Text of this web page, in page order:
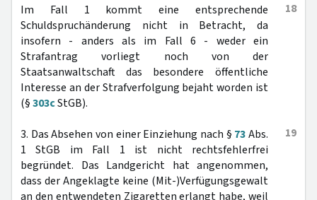
18
Im Fall 1 kommt eine entsprechende
Schuldspruchänderung nicht in Betracht, da
insofern - anders als im Fall 6 - weder ein
Strafantrag vorliegt noch von der
Staatsanwaltschaft das besondere öffentliche
Interesse an der Strafverfolgung bejaht worden ist
(§303cStGB).
19
3. Das Absehen von einer Einziehung nach § 73Abs.
1 StGB im Fall 1 ist nicht rechtsfehlerfrei
begründet. Das Landgericht hat angenommen,
dass der Angeklagte keine (Mit-)Verfügungsgewalt
an den entwendeten Zigaretten erlangt habe, weil